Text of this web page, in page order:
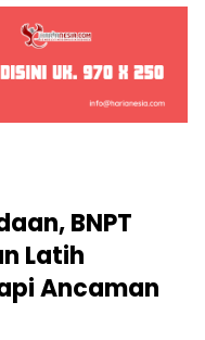
BNPT
Latih
Ancaman